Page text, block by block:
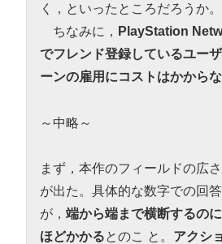
く，といったところだろうか。
ちなみに， PlayStation
でフレンド登録しているユー
ーンの雇用にコストはかから
～中略～
まず，本作のフィールドの広
が出た。具体的な数字での回
が， 端から端まで横断するの
ほどかかるとのこ と。 アクシ